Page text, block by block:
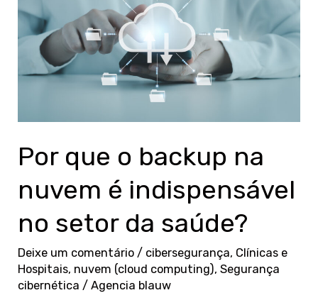
Por que o backup na
nuvem é indispensável
no setor da saúde?
Deixe um comentário / cibersegurança, Clínicas e
Hospitais, nuvem (cloud computing),Segurança
cibernética /Agencia blauw
backup
nuvem
é
da